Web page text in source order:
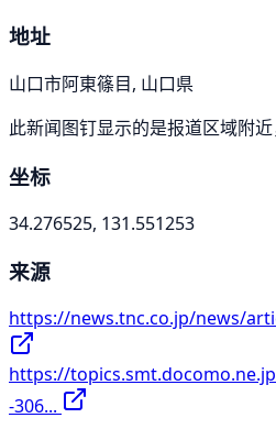
地址
山口市阿東篠目, 山口県
此新闻图钉显示的是报道区域附近
坐标
34.276525, 131.551253
来源
https://news.tnc.co.jp/news/
https://
-306...